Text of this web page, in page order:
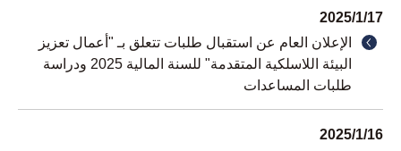
2025/1/17
الإعلان العام عن استقبال طلبات تتعلق بـ "أعمال تعزيز
البيئة اللاسلكية المتقدمة" للسنة المالية 2025 ودراسة
طلبات المساعدات
2025/1/16